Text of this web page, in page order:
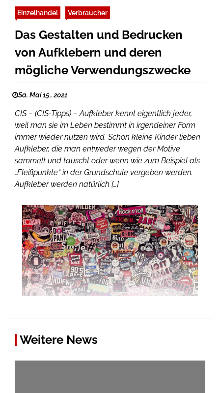
Einzelhandel Verbraucher
Das Gestalten und Bedrucken
von Aufklebern und deren
mögliche Verwendungszwecke
Sa. Mai 15 , 2021
CIS – (CIS-Tipps) – Aufkleber kennt eigentlich jeder,
weil man sie im Leben bestimmt in irgendeiner Form
immer wieder nutzen wird. Schon kleine Kinder lieben
Aufkleber, die man entweder wegen der Motive
sammelt und tauscht oder wenn wie zum Beispiel als
„Fleißpunkte“ in der Grundschule vergeben werden.
Aufkleber werden natürlich […]
Weitere News